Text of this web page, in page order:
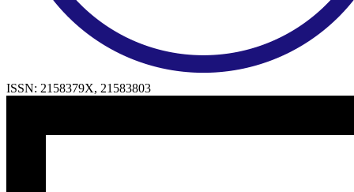
ISSN: 2158379X, 21583803